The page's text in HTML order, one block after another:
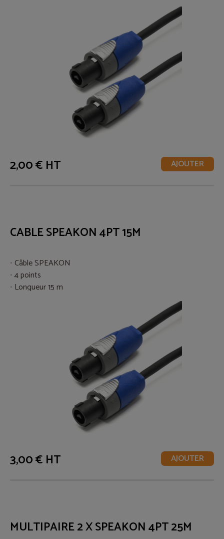
2,00 € HT AJOUTER
CABLE SPEAKON 4PT 15M
Câble SPEAKON
4 points
Longueur 15 m
3,00 € HT AJOUTER
MULTIPAIRE 2 X SPEAKON 4PT 25M